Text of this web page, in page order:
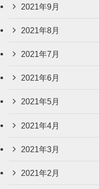
2021年9月
2021年8月
2021年7月
2021年6月
2021年5月
2021年4月
2021年3月
2021年2月